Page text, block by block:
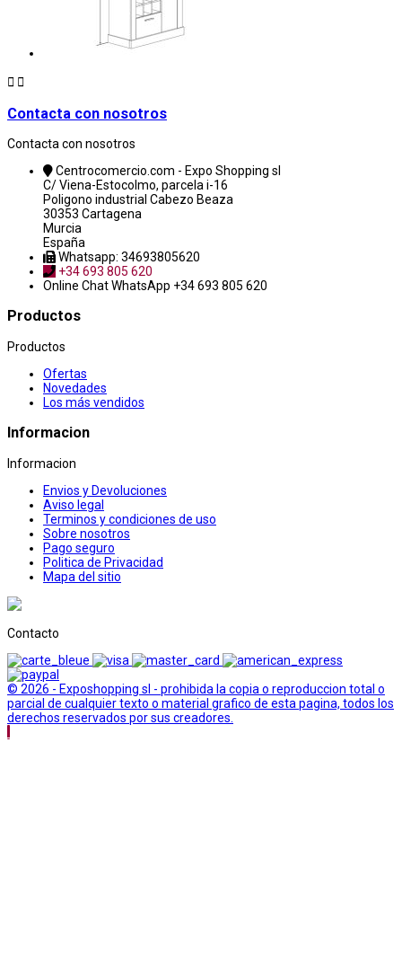
 
Contacta con nosotros
Contacta con nosotros
Centrocomercio.com - Expo Shopping sl
C/ Viena-Estocolmo, parcela i-16
Poligono industrial Cabezo Beaza
30353 Cartagena
Murcia
España
Whatsapp: 34693805620
+34 693 805 620
Online ChatWhatsApp +34 693 805 620
Productos
Productos
Ofertas
Novedades
Los más vendidos
Informacion
Informacion
Envios y Devoluciones
Aviso legal
Terminos y condiciones de uso
Sobre nosotros
Pago seguro
Politica de Privacidad
Mapa del sitio
Contacto
© 2026 - Exposhopping sl - prohibida la copia o reproduccion total o
parcial de cualquier texto o material grafico de esta pagina, todos los
derechos reservados por sus creadores.